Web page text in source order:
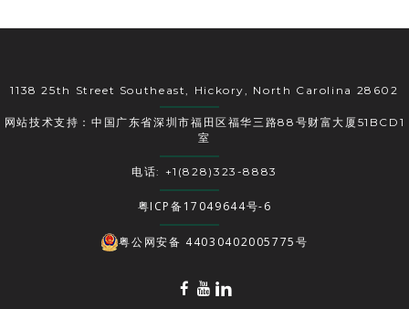
1138 25th Street Southeast, Hickory, North Carolina 28602
网站技术支持：中国广东省深圳市福田区福华三路88号财富大厦51BCD1
室
电话: +1(828)323-8883
粤ICP备17049644号-6
粤公网安备 44030402005775号